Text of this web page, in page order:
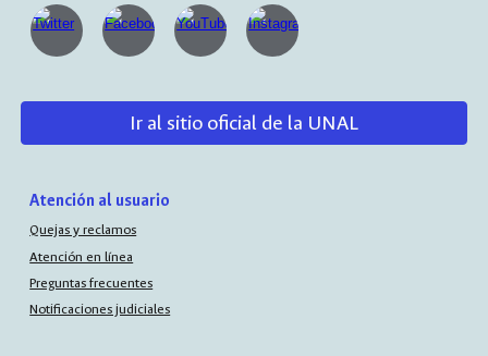
Ir al sitio oficial de la UNAL
Atención al usuario
Quejas y reclamos
Atención en línea
Preguntas frecuentes
Notificaciones judiciales